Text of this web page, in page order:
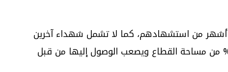
أشهر من استشهادهم، كما لا تشمل شهداء آخرين
القوات الإسرائيلية في الأماكن التي تسيطر عليها ومليشيات العملاء التابعة لها، والتي تشكل حوالي 70% من مساحة القطاع ويصعب الوصول إليها من قبل